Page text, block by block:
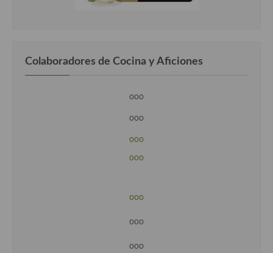
Colaboradores de Cocina y Aficiones
ooo
ooo
ooo
ooo
ooo
ooo
ooo